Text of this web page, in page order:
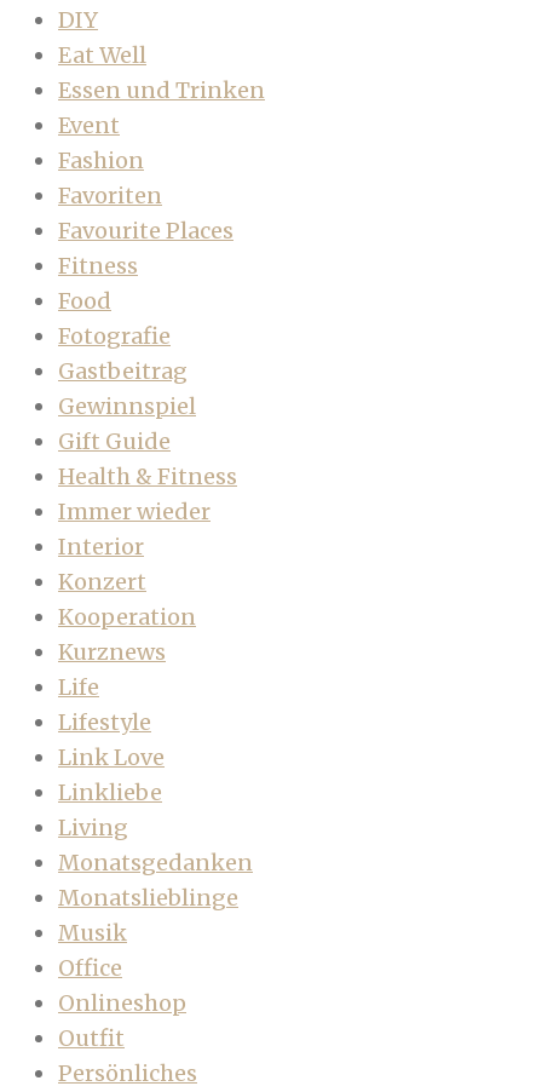
DIY
Eat Well
Essen und Trinken
Event
Fashion
Favoriten
Favourite Places
Fitness
Food
Fotografie
Gastbeitrag
Gewinnspiel
Gift Guide
Health & Fitness
Immer wieder
Interior
Konzert
Kooperation
Kurznews
Life
Lifestyle
Link Love
Linkliebe
Living
Monatsgedanken
Monatslieblinge
Musik
Office
Onlineshop
Outfit
Persönliches